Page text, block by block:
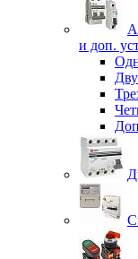
и доп.